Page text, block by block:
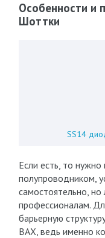
Особенности и
Шоттки
SS14
Если есть, то
полупроводником,
самостоятельно,
профессионалам.
барьерную
ВАХ, ведь именно